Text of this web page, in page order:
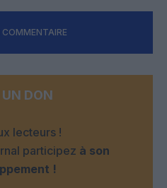
COMMENTAIRE
UN DON
lecteurs !
participez à son
!